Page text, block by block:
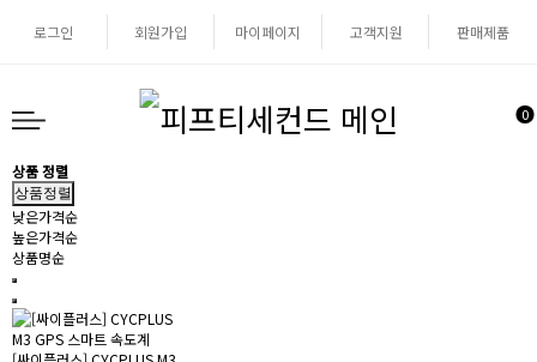
로그인 회원가입 마이페이지 고객지원 판매제품
0
상품 정렬
상품정렬
낮은가격순
높은가격순
상품명순